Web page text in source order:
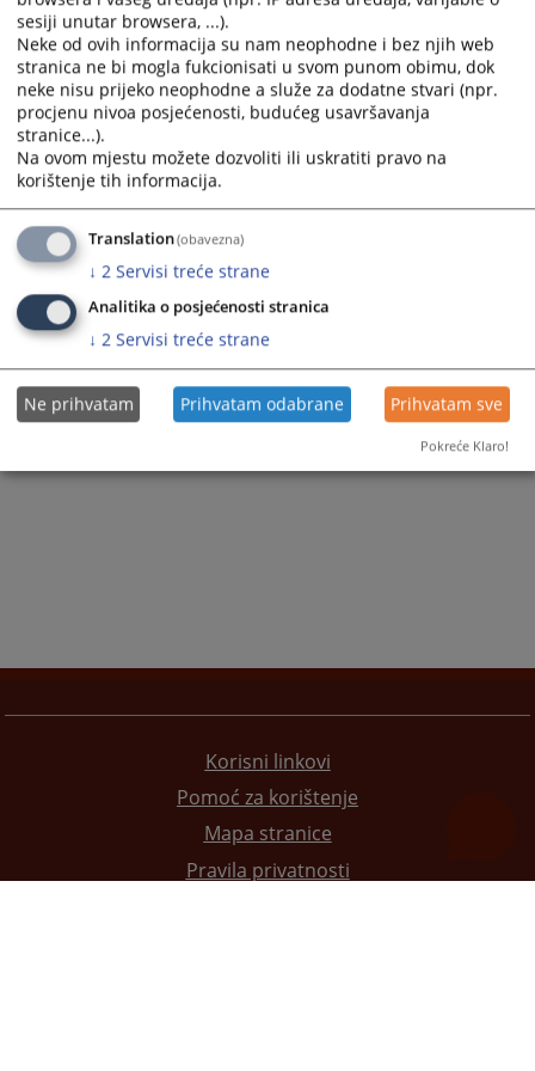
Korisni linkovi
Pomoć za korištenje
Mapa stranice
Pravila privatnosti
sesiji unutar browsera, ...).
Neke od ovih informacija su nam neophodne i bez njih web
stranica ne bi mogla fukcionisati u svom punom obimu, dok
neke nisu prijeko neophodne a služe za dodatne stvari (npr.
procjenu nivoa posjećenosti, budućeg usavršavanja
stranice...).
Na ovom mjestu možete dozvoliti ili uskratiti pravo na
korištenje tih informacija.
Translation(obavezna)
↓ 2 Servisi treće strane
Analitika o posjećenosti stranica
↓ 2 Servisi treće strane
Ne prihvatam Prihvatam odabrane Prihvatam sve
Pokreće Klaro!